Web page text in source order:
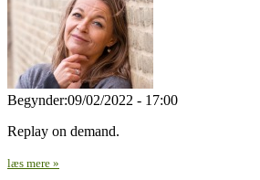
Begynder:09/02/2022 - 17:00
Replay on demand.
læs mere »